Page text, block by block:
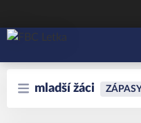
FBC Letka
mladší žáci